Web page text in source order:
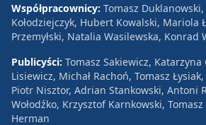
Współpracownicy: Tomasz
Kołodziejczyk, Hubert Kowalski, Mariola
Przemyłski, Natalia Wasilewska, Konrad
Publicyści: Tomasz Sakiewicz, Katarzyna
Lisiewicz, Michał Rachoń, Tomasz
Piotr Nisztor, Adrian Stankowski, Antoni
Wołodźko, Krzysztof Karnkowski,
Herman